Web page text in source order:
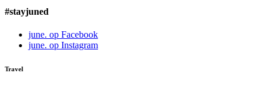
#stayjuned
june. op Facebook
june. op Instagram
Travel